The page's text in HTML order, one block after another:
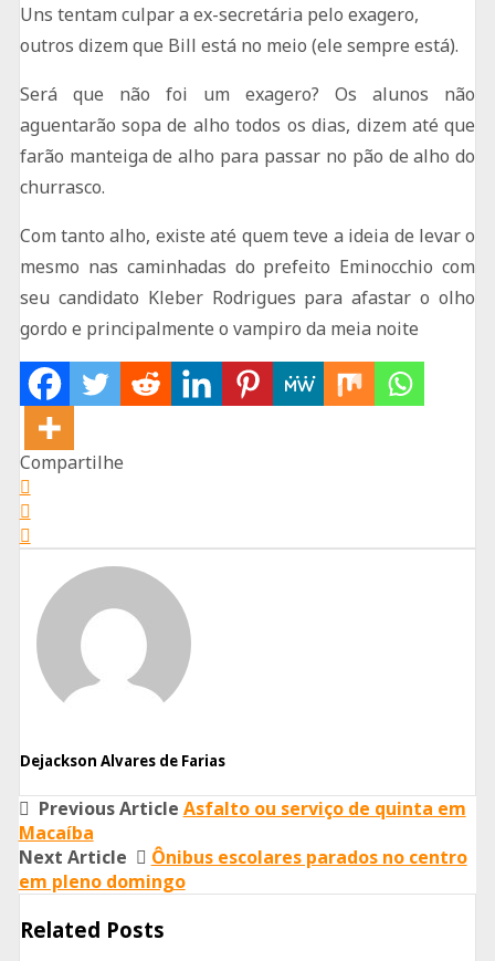
Uns tentam culpar a ex-secretária pelo exagero,
outros dizem que Bill está no meio (ele sempre está).
Será que não foi um exagero? Os alunos não
aguentarão sopa de alho todos os dias, dizem até que
farão manteiga de alho para passar no pão de alho do
churrasco.
Com tanto alho, existe até quem teve a ideia de levar o
mesmo nas caminhadas do prefeito Eminocchio com
seu candidato Kleber Rodrigues para afastar o olho
gordo e principalmente o vampiro da meia noite
Compartilhe
Facebook
Twitter
on
Whatsapp
Dejackson Alvares de Farias
Previous Article Asfalto ou serviço de quinta em
Macaíba
Next Article
Ônibus escolares parados no centro
em pleno domingo
Related Posts